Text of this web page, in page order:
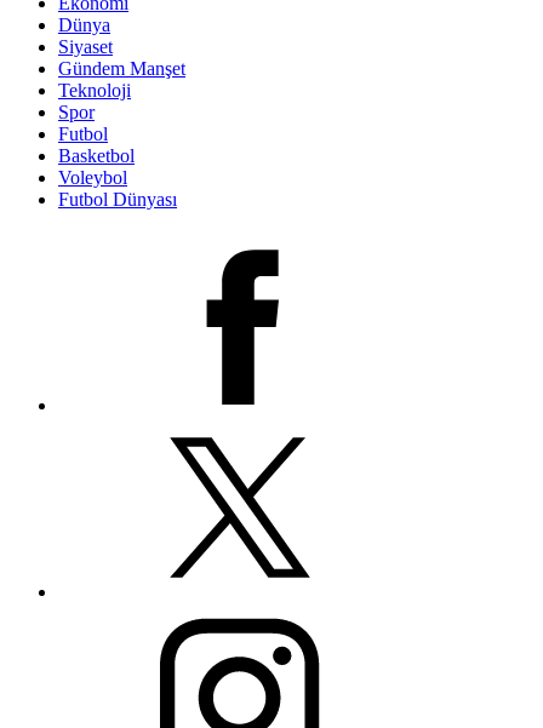
Dünya
Siyaset
Gündem Manşet
Teknoloji
Spor
Futbol
Basketbol
Voleybol
Futbol Dünyası